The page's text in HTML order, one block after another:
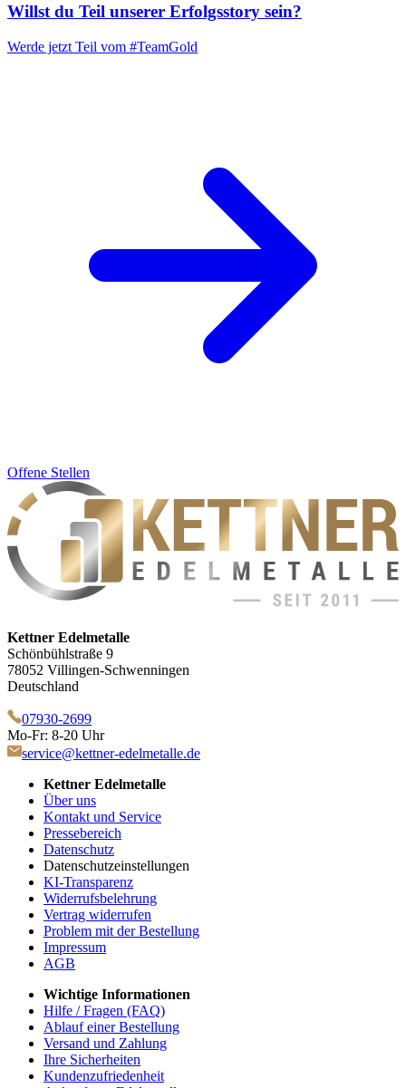
Willst du Teil unserer Erfolgsstory sein?
Werde jetzt Teil vom #TeamGold
Offene Stellen
Kettner Edelmetalle
Schönbühlstraße 9
78052 Villingen-Schwenningen
Deutschland
07930-2699
Mo-Fr: 8-20 Uhr
service@kettner-edelmetalle.de
Kettner Edelmetalle
Über uns
Kontakt und Service
Pressebereich
Datenschutz
Datenschutzeinstellungen
KI-Transparenz
Widerrufsbelehrung
Vertrag widerrufen
Problem mit der Bestellung
Impressum
AGB
Wichtige Informationen
Hilfe / Fragen (FAQ)
Ablauf einer Bestellung
Versand und Zahlung
Ihre Sicherheiten
Kundenzufriedenheit